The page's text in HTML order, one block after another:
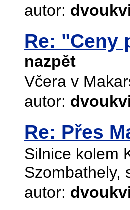
autor:
Re: "Ceny
nazpět
Včera v
autor:
Re: Přes
Silnice kolem
Szombathely,
autor: